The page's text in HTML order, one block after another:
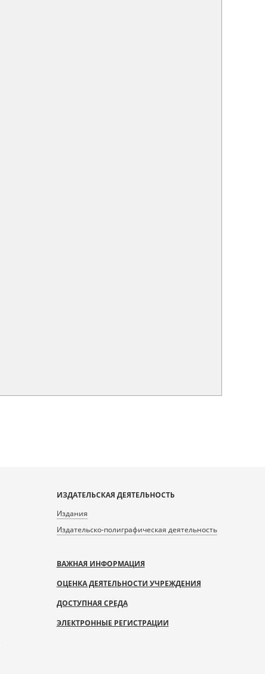
ИЗДАТЕЛЬСКАЯ ДЕЯТЕЛЬНОСТЬ
Издания
Издательско-полиграфическая деятельность
ВАЖНАЯ ИНФОРМАЦИЯ
ОЦЕНКА ДЕЯТЕЛЬНОСТИ УЧРЕЖДЕНИЯ
ДОСТУПНАЯ СРЕДА
ЭЛЕКТРОННЫЕ РЕГИСТРАЦИИ